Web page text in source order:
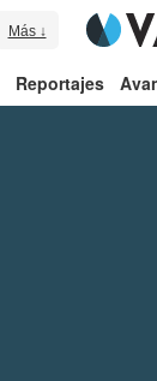
Más ↓
Reportajes